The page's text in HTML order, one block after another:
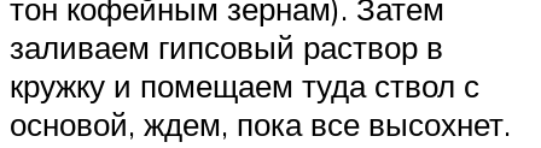
тон кофейным зернам). Затем
заливаем гипсовый раствор в
кружку и помещаем туда ствол с
основой, ждем, пока все высохнет.